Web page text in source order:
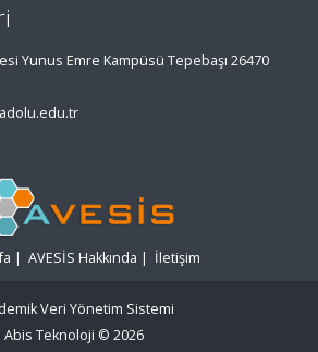
Yunus Emre Kampüsü Tepebaşı 26470
| AVESİS Hakkında | İletişim
Veri Yönetim Sistemi
Abis Teknoloji © 2026